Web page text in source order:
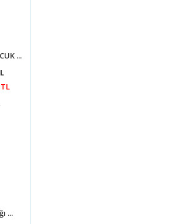
...
...